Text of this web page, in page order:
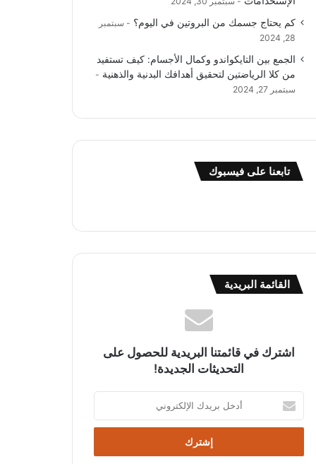
كم يحتاج جسمك من البروتين في اليوم؟
سبتمبر
28, 2024
الجمع بين التايكواندو وكمال الأجسام: كيف تستفيد
من كلا الرياضتين لتحقيق أهدافك البدنية والذهنية
سبتمبر 27, 2024
تابعنا على فيسبوك
القائمة البريدية
اشترك في قائمتنا البريدية للحصول على
التحديثات الجديدة!
بريدك
الإلكتروني